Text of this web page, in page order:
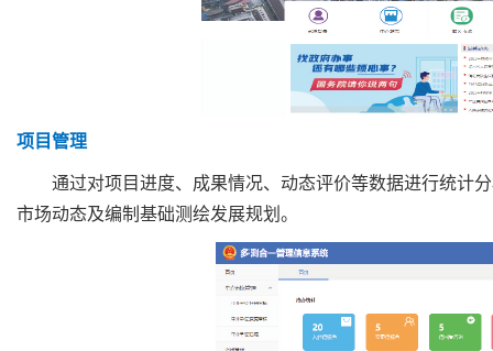
项目管理
通过对项目进度、成果情况、动态评价等数据进行统计
市场动态及编制基础测绘发展规划。